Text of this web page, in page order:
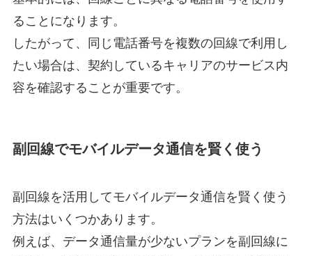
ることになります。
したがって、同じ電話番号を複数の回線で利用し
たい場合は、契約しているキャリアのサービス内
容を確認することが重要です。
副回線でモバイルデータ通信を賢く使う
副回線を活用してモバイルデータ通信を賢く使う
方法はいくつかあります。
例えば、データ通信量が少ないプランを副回線に